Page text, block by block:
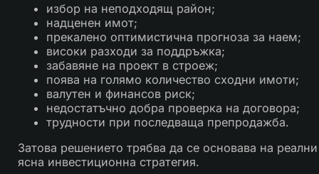
избор на неподходящ район;
надценен имот;
прекалено оптимистична прогноза за наем;
високи разходи за поддръжка;
забавяне на проект в строеж;
поява на голямо количество сходни имоти;
валутен и финансов риск;
недостатъчно добра проверка на договора;
трудности при последваща препродажба.
Затова решението трябва да се основава на
ясна инвестиционна стратегия.